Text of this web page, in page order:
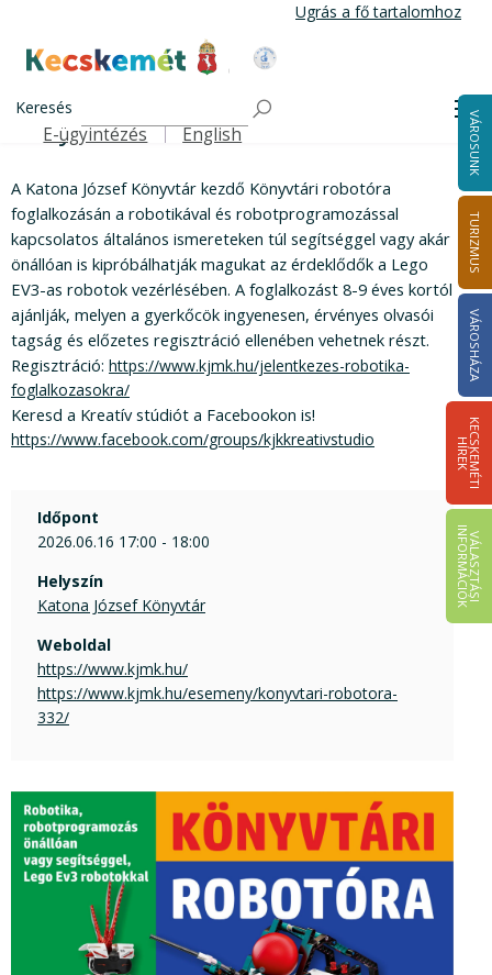
Ugrás a fő tartalomhoz
Kecskemét Város Honlapja
Keresés
Felső navigáció
E-ügyintézés English VÁROSUNK
TURIZMUS
VÁROSHÁZA
K
E
C
S
K
E
M
É
T
I
HÍ
R
E
K
V
Á
L
A
S
Z
T
Á
S
I
IN
F
O
R
M
Á
C
I
Ó
K
Könyvtári robotóra
Könyvtári robotóra
A Katona József Könyvtár kezdő Könyvtári robotóra
foglalkozásán a robotikával és robotprogramozással
kapcsolatos általános ismereteken túl segítséggel vagy akár
önállóan is kipróbálhatják magukat az érdeklődők a Lego
EV3-as robotok vezérlésében. A foglalkozást 8-9 éves kortól
ajánlják, melyen a gyerkőcök ingyenesen, érvényes olvasói
tagság és előzetes regisztráció ellenében vehetnek részt.
Regisztráció: https://www.kjmk.hu/jelentkezes-robotika-
foglalkozasokra/
Keresd a Kreatív stúdiót a Facebookon is!
https://www.facebook.com/groups/kjkkreativstudio
Időpont
2026.06.16 17:00 - 18:00
Helyszín
Katona József Könyvtár
Weboldal
https://www.kjmk.hu/
https://www.kjmk.hu/esemeny/konyvtari-robotora-
332/